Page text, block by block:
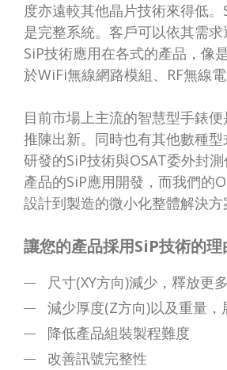
度亦遠較其他晶片技術來得低
是完整系統。客戶可以依其需
SiP技術應用在各式的產品，像
於WiFi無線網路模組、RF無線
目前市場上主流的智慧型手錶
推陳出新。同時也有其他數種
研發的SiP技術與OSAT委外封
產品的SiP應用開發，而我們的
設計到製造的微小化整體解決方
讓您的產品採用SiP技術的理
尺寸(XY方向)減少，釋放更
減少厚度(Z方向)以及重量
降低產品組裝製程難度
改善訊號完整性